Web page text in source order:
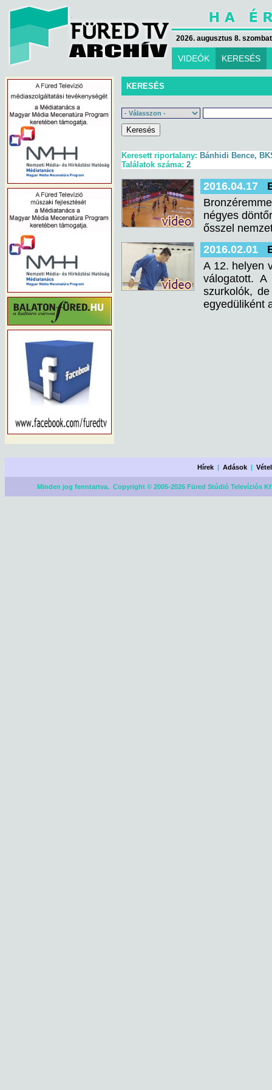
2026. augusztus 8.
VIDEÓK KERESÉS
KERESÉS
Keresett riportalany: Bánhidi Bence,
Találatok száma: 2
2016.04.17
négyes
ősszel
2016.02.01
A 12. helyen
válogatott.
szurkolók,
egyedüliként
Hírek |Adások |
Minden jog fenntartva. Copyright © 2005-2026 Füred Stúdió Televíziós